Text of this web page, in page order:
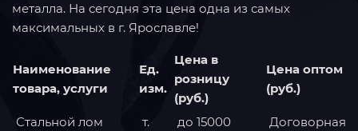
металла. На сегодня эта цена одна из самых
максимальных в г. Ярославле!
Наименование
товара, услуги
Ед.
изм.
Цена в
розницу
(руб.)
Цена оптом
(руб.)
Стальной лом т. до 15000
Договорная